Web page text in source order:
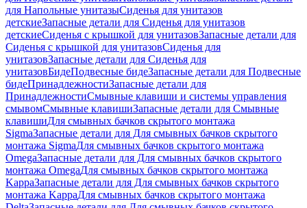
для Напольные унитазыСиденья для унитазов
детскиеЗапасные детали для Сиденья для унитазов
детскиеСиденья с крышкой для унитазовЗапасные детали для
Сиденья с крышкой для унитазовСиденья для
унитазовЗапасные детали для Сиденья для
унитазовБидеПодвесные бидеЗапасные детали для Подвесные
бидеПринадлежностиЗапасные детали для
ПринадлежностиСмывные клавиши и системы управления
смывомСмывные клавишиЗапасные детали для Смывные
клавишиДля смывных бачков скрытого монтажа
SigmaЗапасные детали для Для смывных бачков скрытого
монтажа SigmaДля смывных бачков скрытого монтажа
OmegaЗапасные детали для Для смывных бачков скрытого
монтажа OmegaДля смывных бачков скрытого монтажа
KappaЗапасные детали для Для смывных бачков скрытого
монтажа KappaДля смывных бачков скрытого монтажа